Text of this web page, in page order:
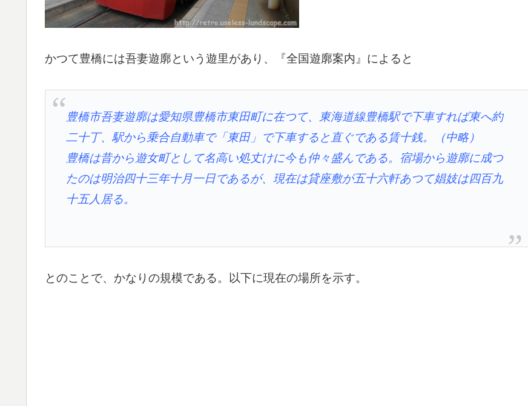
かつて豊橋には吾妻遊廓という遊里があり、『全国遊廓案内』によると
豊橋市吾妻遊廓は愛知県豊橋市東田町に在つて、東海道線豊橋駅で下車すれば東へ約
二十丁、駅から乗合自動車で「東田」で下車すると直ぐである賃十銭。（中略）
豊橋は昔から遊女町として名高い処丈けに今も仲々盛んである。宿場から遊廓に成つ
たのは明治四十三年十月一日であるが、現在は貸座敷が五十六軒あつて娼妓は四百九
十五人居る。
とのことで、かなりの規模である。以下に現在の場所を示す。